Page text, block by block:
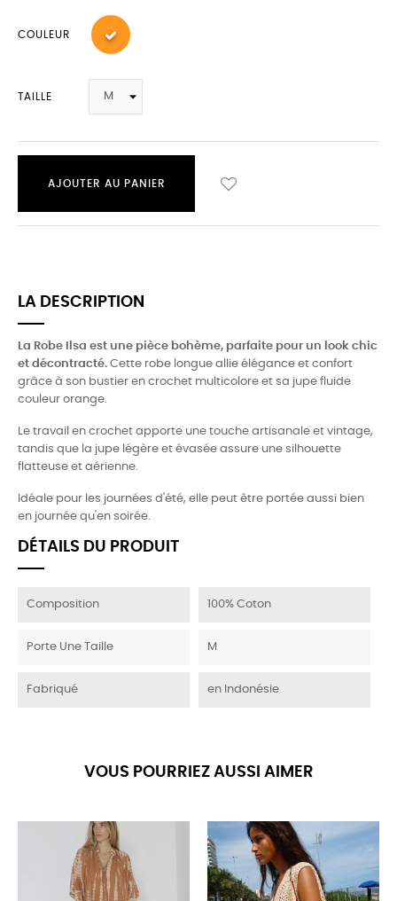
COULEUR
TAILLE
AJOUTER AU PANIER
LA DESCRIPTION
La Robe Ilsa est une pièce bohème, parfaite pour un look chic
et décontracté. Cette robe longue allie élégance et confort
grâce à son bustier en crochet multicolore et sa jupe fluide
couleur orange.
Le travail en crochet apporte une touche artisanale et vintage,
tandis que la jupe légère et évasée assure une silhouette
flatteuse et aérienne.
Idéale pour les journées d'été, elle peut être portée aussi bien
en journée qu'en soirée.
DÉTAILS DU PRODUIT
Composition 100% Coton
Porte Une Taille M
Fabriqué en Indonésie
VOUS POURRIEZ AUSSI AIMER